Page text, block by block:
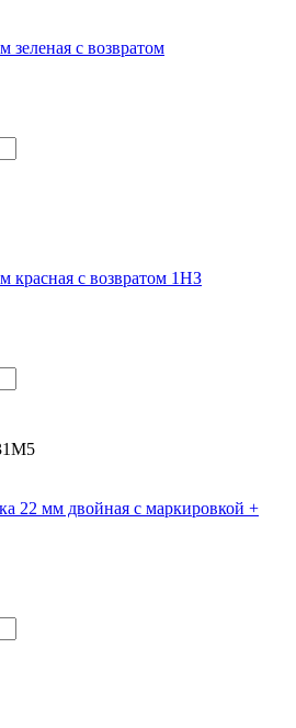
с возвратом
с возвратом 1НЗ
22 мм двойная с маркировкой +